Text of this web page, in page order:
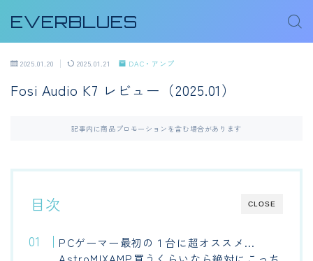
EVERBLUES
2025.01.20 2025.01.21 DAC・アンプ
Fosi Audio K7 レビュー（2025.01）
記事内に商品プロモーションを含む場合があります
CLOSE
目次
PCゲーマー最初の１台に超オススメ…